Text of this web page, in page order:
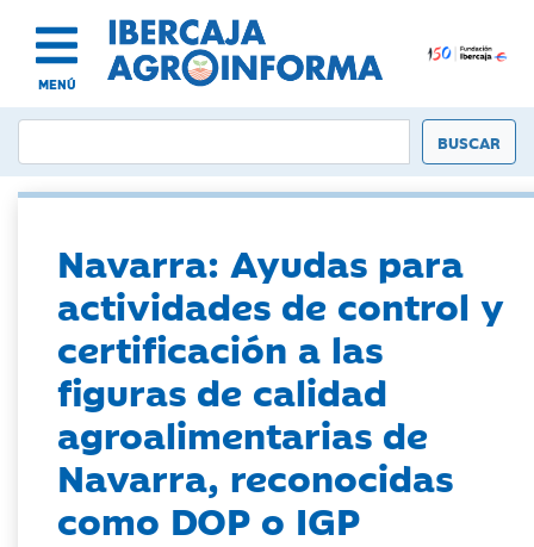
MENÚ
Navarra: Ayudas para
actividades de control y
certificación a las
figuras de calidad
agroalimentarias de
Navarra, reconocidas
como DOP o IGP